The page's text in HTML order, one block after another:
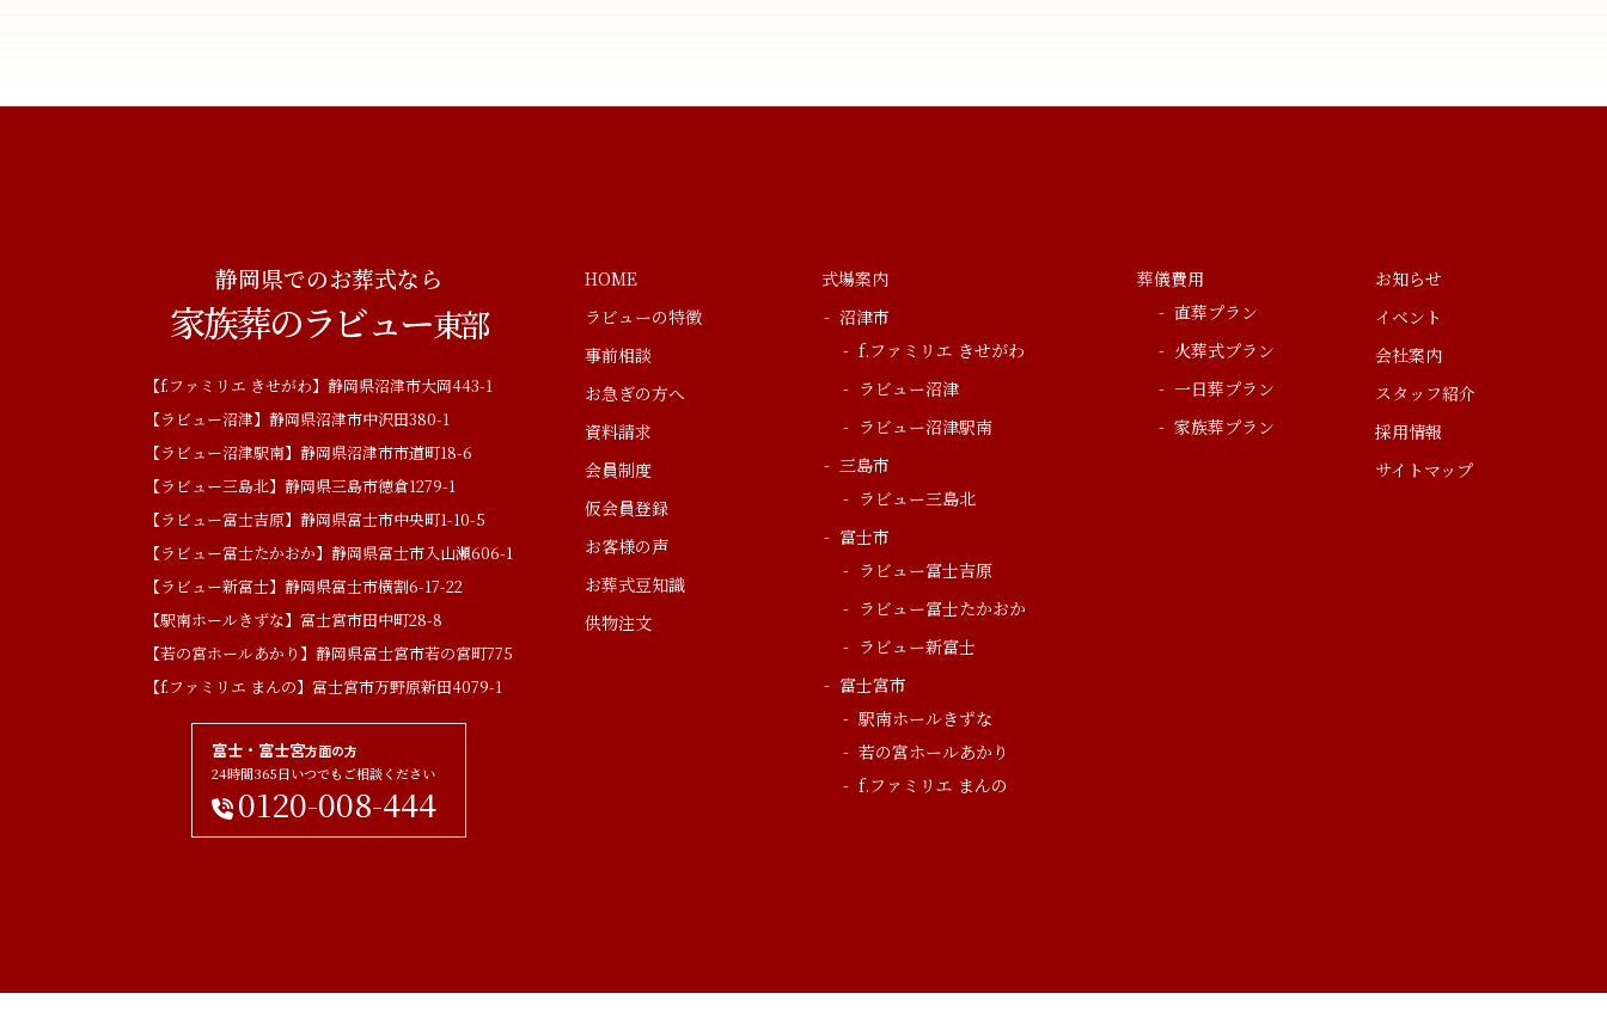
静岡県でのお葬式なら
家族葬のラビュー東部
【f.ファミリエ きせがわ】静岡県沼津市大岡443-1
【ラビュー沼津】静岡県沼津市中沢田380-1
【ラビュー沼津駅南】静岡県沼津市市道町18-6
【ラビュー三島北】静岡県三島市徳倉1279-1
【ラビュー富士吉原】静岡県富士市中央町1-10-5
【ラビュー富士たかおか】静岡県富士市入山瀬606-1
【ラビュー新富士】静岡県富士市横割6-17-22
【駅南ホールきずな】富士宮市田中町28-8
【若の宮ホールあかり】静岡県富士宮市若の宮町775
【f.ファミリエ まんの】富士宮市万野原新田4079-1
富士・富士宮方面の方
24時間365日いつでもご相談ください
0120-008-444
HOME
ラビューの特徴
事前相談
お急ぎの方へ
資料請求
会員制度
仮会員登録
お客様の声
お葬式豆知識
供物注文
式場案内
沼津市
f.ファミリエ きせがわ
ラビュー沼津
ラビュー沼津駅南
三島市
ラビュー三島北
富士市
ラビュー富士吉原
ラビュー富士たかおか
ラビュー新富士
富士宮市
駅南ホールきずな
若の宮ホールあかり
f.ファミリエ まんの
葬儀費用
直葬プラン
火葬式プラン
一日葬プラン
家族葬プラン
お知らせ
イベント
会社案内
スタッフ紹介
採用情報
サイトマップ